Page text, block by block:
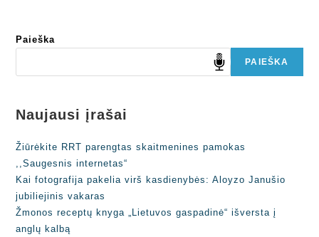
Paieška
PAIEŠKA
Naujausi įrašai
Žiūrėkite RRT parengtas skaitmenines pamokas
,,Saugesnis internetas“
Kai fotografija pakelia virš kasdienybės: Aloyzo Janušio
jubiliejinis vakaras
Žmonos receptų knyga „Lietuvos gaspadinė“ išversta į
anglų kalbą